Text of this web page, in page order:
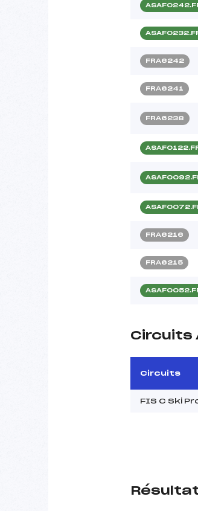
FRA6242
FRA6241
FRA6238
FRA6216
FRA6215
Circuits
Circuits
FIS C Ski